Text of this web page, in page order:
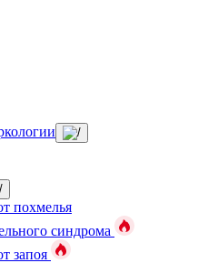
похмелья
синдрома
запоя